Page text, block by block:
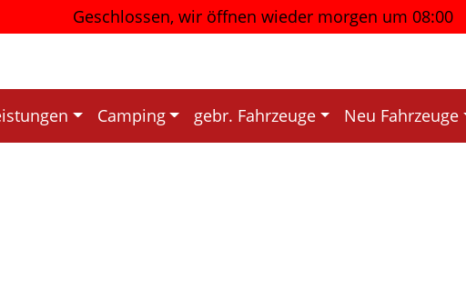
Geschlossen, wir öffnen wieder morgen um 08:00
Camping gebr. Fahrzeuge Neu Fahrzeuge